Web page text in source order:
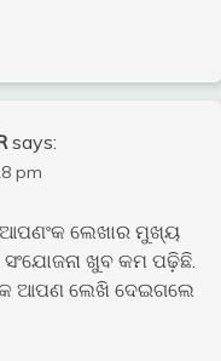
says:
pm
ଲେଖାର ମୁଖ୍ୟ
ଖୁବ କମ ପଢ଼ିଛି.
ଆପଣ ଲେଖି ଦେଇଗଲେ